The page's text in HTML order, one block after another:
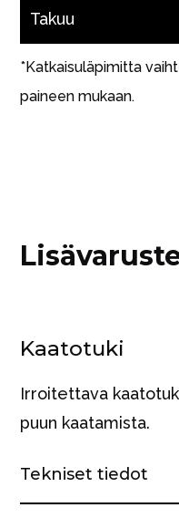
Takuu
*Katkaisuläpimitta
paineen mukaan.
Kaatotuki
Irroitettava
puun kaatamista.
Tekniset tiedot